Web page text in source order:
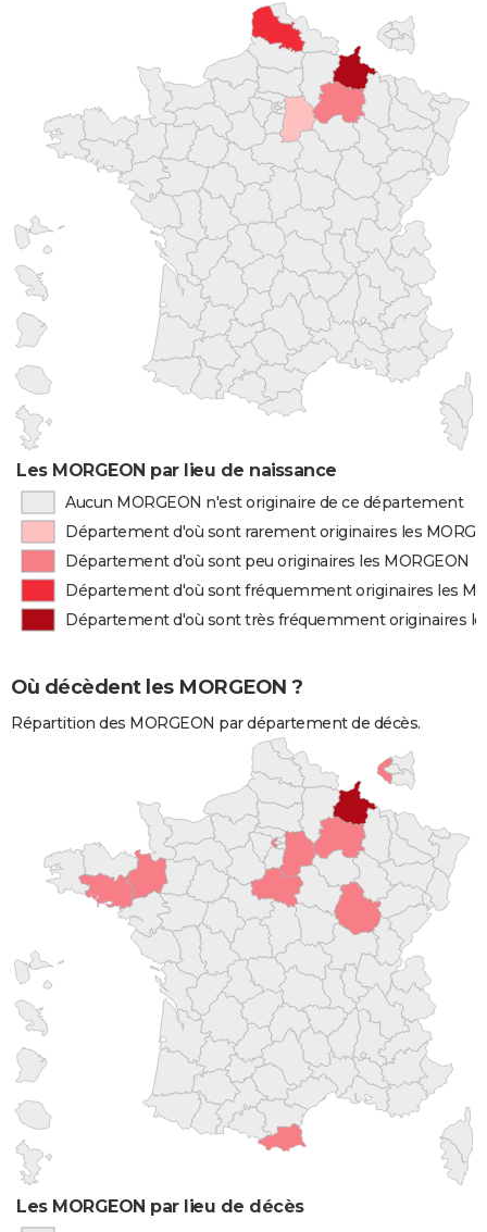
Les MORGEON par lieu de naissance
Aucun MORGEON n'est originaire de ce département
Département d'où sont rarement originaires les
Département d'où sont peu originaires les MORGEON
Département d'où sont fréquemment originaires les
Département d'où sont très fréquemment originaires
Où décèdent les MORGEON ?
Répartition des MORGEON par département de décès.
Les MORGEON par lieu de décès